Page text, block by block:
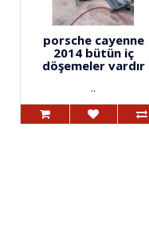
porsche cayenne
2014 bütün iç
döşemeler vardır
..